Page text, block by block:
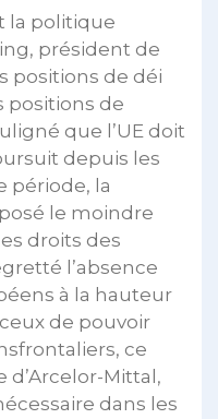
la politique
président de
positions de déi
positions de
que l’UE doit
depuis les
période, la
le moindre
droits des
l’absence
à la hauteur
de pouvoir
ce
d’Arcelor-Mittal,
dans les